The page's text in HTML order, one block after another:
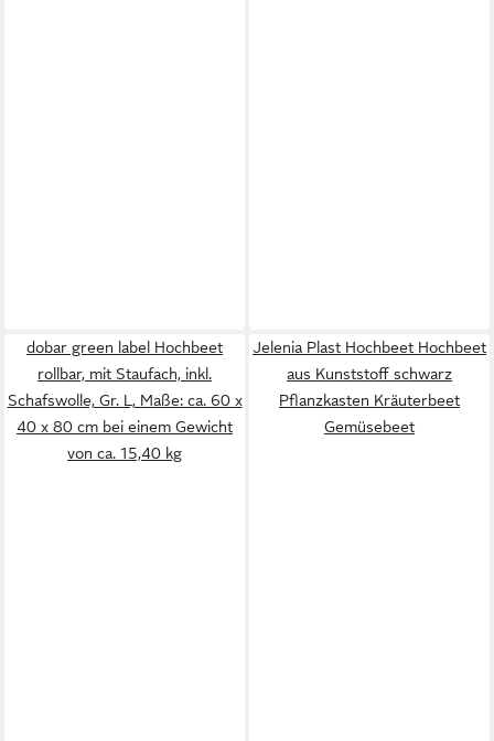
dobar green label Hochbeet
rollbar, mit Staufach, inkl.
Schafswolle, Gr. L, Maße: ca. 60 x
40 x 80 cm bei einem Gewicht
von ca. 15,40 kg
Jelenia Plast Hochbeet Hochbeet
aus Kunststoff schwarz
Pflanzkasten Kräuterbeet
Gemüsebeet